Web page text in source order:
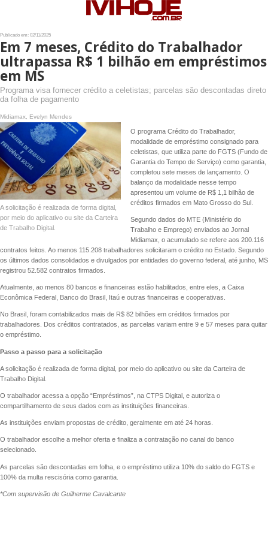
Publicado em: 02/11/2025
Em 7 meses, Crédito do Trabalhador
ultrapassa R$ 1 bilhão em empréstimos
em MS
Programa visa fornecer crédito a celetistas; parcelas são descontadas direto
da folha de pagamento
Midiamax, Evelyn Mendes
A solicitação é realizada de forma digital,
por meio do aplicativo ou site da Carteira
de Trabalho Digital.
O programa Crédito do Trabalhador,
modalidade de empréstimo consignado para
celetistas, que utiliza parte do FGTS (Fundo de
Garantia do Tempo de Serviço) como garantia,
completou sete meses de lançamento. O
balanço da modalidade nesse tempo
apresentou um volume de R$ 1,1 bilhão de
créditos firmados em Mato Grosso do Sul.
Segundo dados do MTE (Ministério do
Trabalho e Emprego) enviados ao Jornal
Midiamax, o acumulado se refere aos 200.116
contratos feitos. Ao menos 115.208 trabalhadores solicitaram o crédito no Estado. Segundo
os últimos dados consolidados e divulgados por entidades do governo federal, até junho, MS
registrou 52.582 contratos firmados.
Atualmente, ao menos 80 bancos e financeiras estão habilitados, entre eles, a Caixa
Econômica Federal, Banco do Brasil, Itaú e outras financeiras e cooperativas.
No Brasil, foram contabilizados mais de R$ 82 bilhões em créditos firmados por
trabalhadores. Dos créditos contratados, as parcelas variam entre 9 e 57 meses para quitar
o empréstimo.
Passo a passo para a solicitação
A solicitação é realizada de forma digital, por meio do aplicativo ou site da Carteira de
Trabalho Digital.
O trabalhador acessa a opção “Empréstimos”, na CTPS Digital, e autoriza o
compartilhamento de seus dados com as instituições financeiras.
As instituições enviam propostas de crédito, geralmente em até 24 horas.
O trabalhador escolhe a melhor oferta e finaliza a contratação no canal do banco
selecionado.
As parcelas são descontadas em folha, e o empréstimo utiliza 10% do saldo do FGTS e
100% da multa rescisória como garantia.
*Com supervisão de Guilherme Cavalcante